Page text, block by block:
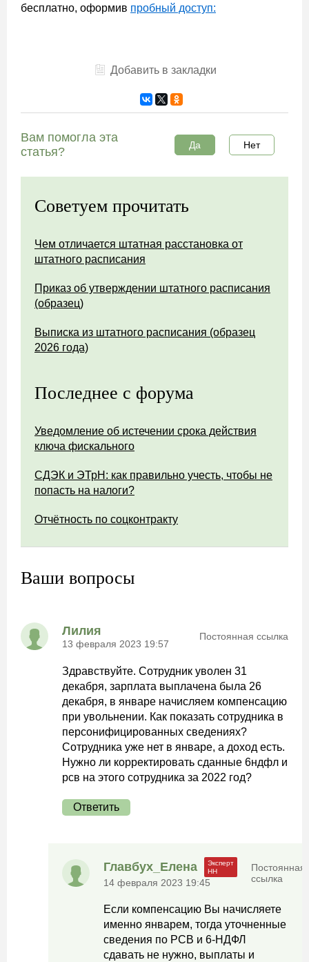
бесплатно, оформив пробный доступ:
Добавить в закладки
Вам помогла эта
статья?
Да Нет
Советуем прочитать
Чем отличается штатная расстановка от
штатного расписания
Приказ об утверждении штатного расписания
(образец)
Выписка из штатного расписания (образец
2026 года)
Последнее с форума
Уведомление об истечении срока действия
ключа фискального
СДЭК и ЭТрН: как правильно учесть, чтобы не
попасть на налоги?
Отчётность по соцконтракту
Ваши вопросы
Лилия
13 февраля 2023 19:57
Постоянная ссылка
Здравствуйте. Сотрудник уволен 31
декабря, зарплата выплачена была 26
декабря, в январе начисляем компенсацию
при увольнении. Как показать сотрудника в
персонифицированных сведениях?
Сотрудника уже нет в январе, а доход есть.
Нужно ли корректировать сданные 6ндфл и
рсв на этого сотрудника за 2022 год?
Ответить
Главбух_Елена
14 февраля 2023 19:45
Постоянная
ссылка
Если компенсацию Вы начисляете
именно январем, тогда уточненные
сведения по РСВ и 6-НДФЛ
сдавать не нужно, выплаты и